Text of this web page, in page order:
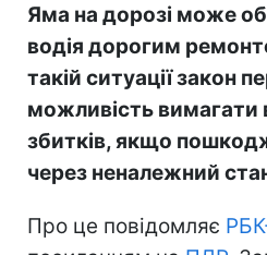
Яма на дорозі може
водія дорогим
такій ситуації закон
можливість вимагати
збитків, якщо
через неналежний
Про це повідомляє